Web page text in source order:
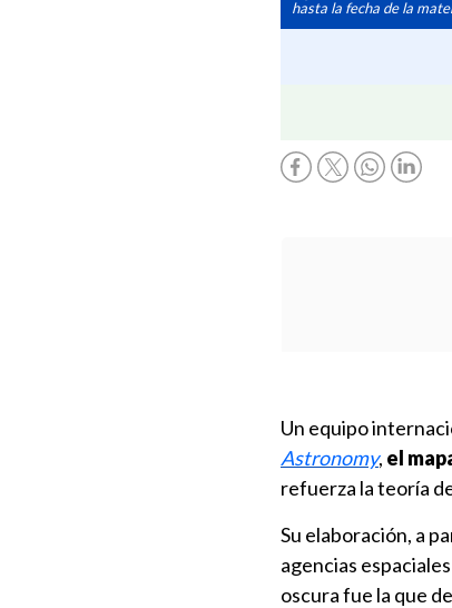
hasta la fecha de la
Un equipo
Astronomy, el
refuerza la teoría
Su elaboración, a
agencias
oscura fue la que